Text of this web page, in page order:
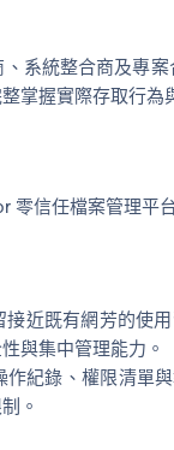
系統整合商及專
掌握實際存取行為
零信任檔案管理平
近既有網芳的使
與集中管理能力。
紀錄、權限清單
。